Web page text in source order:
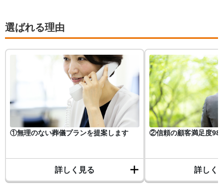
選ばれる理由
①無理のない葬儀プランを提案します
詳しく見る
②信頼の顧客満足度
詳しく